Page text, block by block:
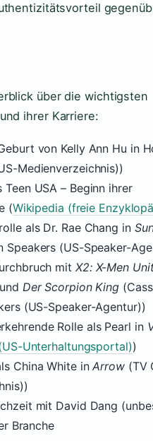
über die wichtigsten
ihrer Karriere:
von Kelly Ann Hu in
Medienverzeichnis))
Teen USA – Beginn ihrer
(Wikipedia (freie
als Dr. Rae Chang in
Speakers (US-Speaker-
mit X2: X-Men
Der Scorpion King
(US-Speaker-Agentur))
Rolle als Pearl in
Unterhaltungsportal))
China White inArrow(TV
mit David Dang
Branche